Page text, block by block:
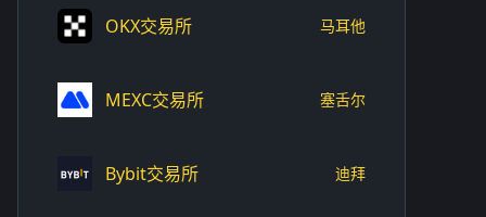
OKX交易所 马耳他
MEXC交易所 塞舌尔
Bybit交易所 迪拜